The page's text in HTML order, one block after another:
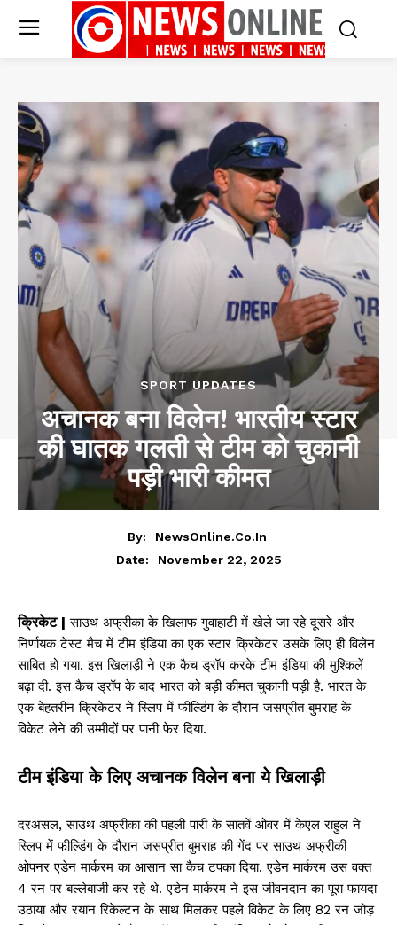
SPORT UPDATES
अचानक बना विलेन! भारतीय स्टार
की घातक गलती से टीम को चुकानी
पड़ी भारी कीमत
By:
NewsOnline.co.in
Date:
November 22, 2025
क्रिकेट |साउथ अफ्रीका के खिलाफ गुवाहाटी में खेले जा रहे दूसरे और
निर्णायक टेस्ट मैच में टीम इंडिया का एक स्टार क्रिकेटर उसके लिए ही विलेन
साबित हो गया. इस खिलाड़ी ने एक कैच ड्रॉप करके टीम इंडिया की मुश्किलें
बढ़ा दी. इस कैच ड्रॉप के बाद भारत को बड़ी कीमत चुकानी पड़ी है. भारत के
एक बेहतरीन क्रिकेटर ने स्लिप में फील्डिंग के दौरान जसप्रीत बुमराह के
विकेट लेने की उम्मीदों पर पानी फेर दिया.
टीम इंडिया के लिए अचानक विलेन बना ये खिलाड़ी
दरअसल, साउथ अफ्रीका की पहली पारी के सातवें ओवर में केएल राहुल ने
स्लिप में फील्डिंग के दौरान जसप्रीत बुमराह की गेंद पर साउथ अफ्रीकी
ओपनर एडेन मार्करम का आसान सा कैच टपका दिया. एडेन मार्करम उस वक्त
4 रन पर बल्लेबाजी कर रहे थे. एडेन मार्करम ने इस जीवनदान का पूरा फायदा
उठाया और रयान रिकेल्टन के साथ मिलकर पहले विकेट के लिए 82 रन जोड़